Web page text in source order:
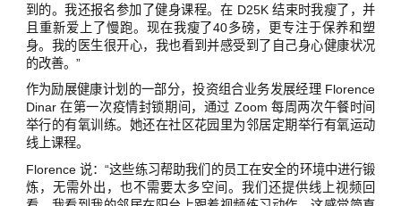
到的。我还报名参加了健身课程。在 D25K 结束时我瘦了，并
且重新爱上了慢跑。现在我瘦了40多磅，更专注于保养和塑
身。我的医生很开心，我也看到并感受到了自己身心健康状况
的改善。”
作为励展健康计划的一部分，投资组合业务发展经理 Florence
Dinar 在第一次疫情封锁期间，通过 Zoom 每周两次午餐时间
举行的有氧训练。她还在社区花园里为邻居定期举行有氧运动
线上课程。
Florence 说：“这些练习帮助我们的员工在安全的环境中进行锻
炼，无需外出，也不需要太多空间。我们还提供线上视频回